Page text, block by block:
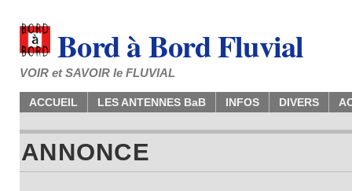
Bord à Bord Fluvial
VOIR et SAVOIR le FLUVIAL
ACCUEIL LES ANTENNES BaB INFOS DIVERS
ANNONCE